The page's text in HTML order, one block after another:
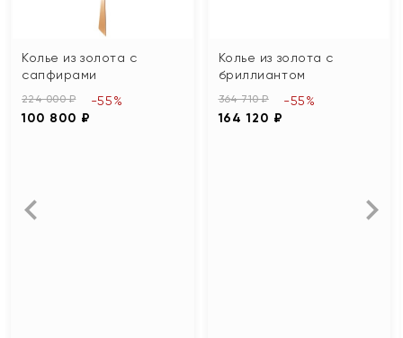
Колье из золота с
сапфирами
224 000 ₽
100 800 ₽
-55%
Колье из золота с
бриллиантом
364 710 ₽
164 120 ₽
-55%